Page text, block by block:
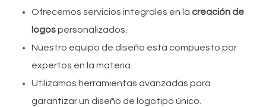
Ofrecemos servicios integrales en la creación de
logospersonalizados.
Nuestro equipo de diseño está compuesto por
expertos en la materia.
Utilizamos herramientas avanzadas para
garantizar un diseño de logotipo único.